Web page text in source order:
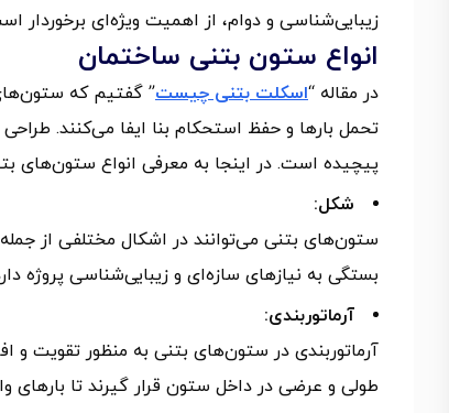
زیبایی‌شناسی و دوام، از اهمیت ویژه‌ای برخوردار
انواع ستون بتنی ساختمان
در مقاله “اسکلت بتنی چیست” گفتیم که
تحمل بارها و حفظ استحکام بنا ایفا می‌کنند.
پیچیده است. در اینجا به معرفی انواع ستون‌های
شکل:
ستون‌های بتنی می‌توانند در اشکال مختلفی از
بستگی به نیازهای سازه‌ای و زیبایی‌شناسی پروژه
آرماتوربندی:
آرماتوربندی در ستون‌های بتنی به منظور تقویت
طولی و عرضی در داخل ستون قرار گیرند تا بارهای